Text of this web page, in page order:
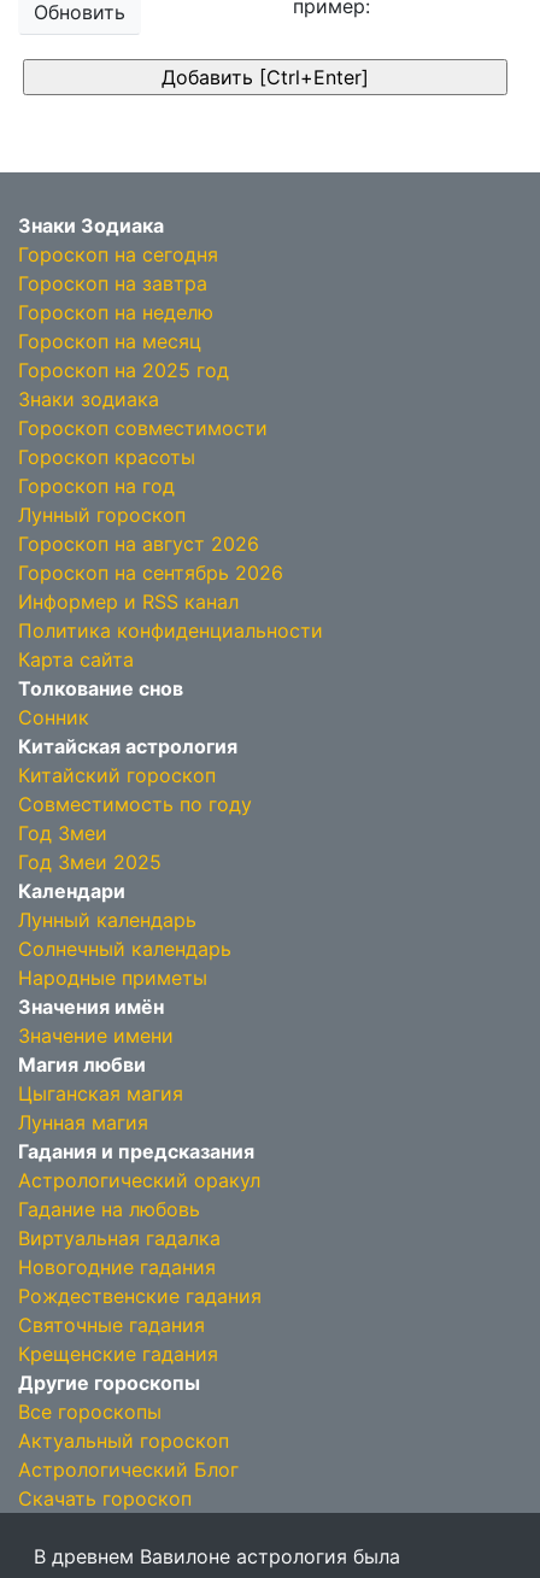
Обновить
пример:
Знаки Зодиака
Гороскоп на сегодня
Гороскоп на завтра
Гороскоп на неделю
Гороскоп на месяц
Гороскоп на 2025 год
Знаки зодиака
Гороскоп совместимости
Гороскоп красоты
Гороскоп на год
Лунный гороскоп
Гороскоп на август 2026
Гороскоп на сентябрь 2026
Информер и RSS канал
Политика конфиденциальности
Карта сайта
Толкование снов
Сонник
Китайская астрология
Китайский гороскоп
Совместимость по году
Год Змеи
Год Змеи 2025
Календари
Лунный календарь
Солнечный календарь
Народные приметы
Значения имён
Значение имени
Магия любви
Цыганская магия
Лунная магия
Гадания и предсказания
Астрологический оракул
Гадание на любовь
Виртуальная гадалка
Новогодние гадания
Рождественские гадания
Святочные гадания
Крещенские гадания
Другие гороскопы
Все гороскопы
Актуальный гороскоп
Астрологический Блог
Скачать гороскоп
В древнем Вавилоне астрология была